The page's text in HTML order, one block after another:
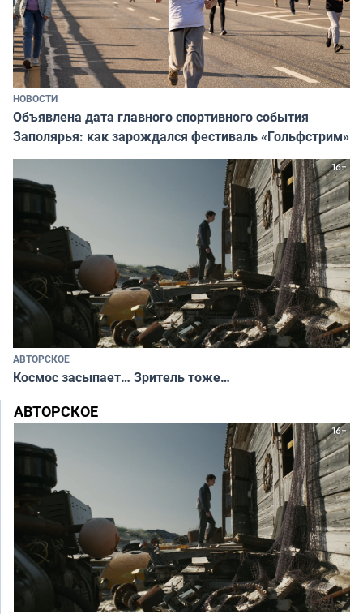
НОВОСТИ
Объявлена дата главного спортивного события
Заполярья: как зарождался фестиваль «Гольфстрим»
АВТОРСКОЕ
Космос засыпает… Зритель тоже…
АВТОРСКОЕ